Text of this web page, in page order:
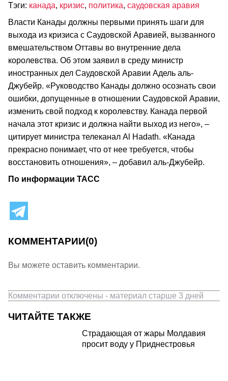
Тэги: канада, кризис, политика, саудовская аравия
Власти Канады должны первыми принять шаги для
выхода из кризиса с Саудовской Аравией, вызванного
вмешательством Оттавы во внутренние дела
королевства. Об этом заявил в среду министр
иностранных дел Саудовской Аравии Адель аль-
Джубейр. «Руководство Канады должно осознать свои
ошибки, допущенные в отношении Саудовской Аравии,
изменить свой подход к королевству. Канада первой
начала этот кризис и должна найти выход из него», –
цитирует министра телеканал Al Hadath. «Канада
прекрасно понимает, что от нее требуется, чтобы
восстановить отношения», – добавил аль-Джубейр.
По информации ТАСС
КОММЕНТАРИИ(0)
Вы можете оставить комментарии.
Комментарии отключены - материал старше 3 дней
ЧИТАЙТЕ ТАКЖЕ
Страдающая от жары Молдавия
просит воду у Приднестровья